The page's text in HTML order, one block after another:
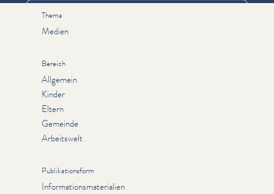
Thema
Medien
Bereich
Allgemein
Kinder
Eltern
Gemeinde
Arbeitswelt
Publikationsform
Informationsmaterialien